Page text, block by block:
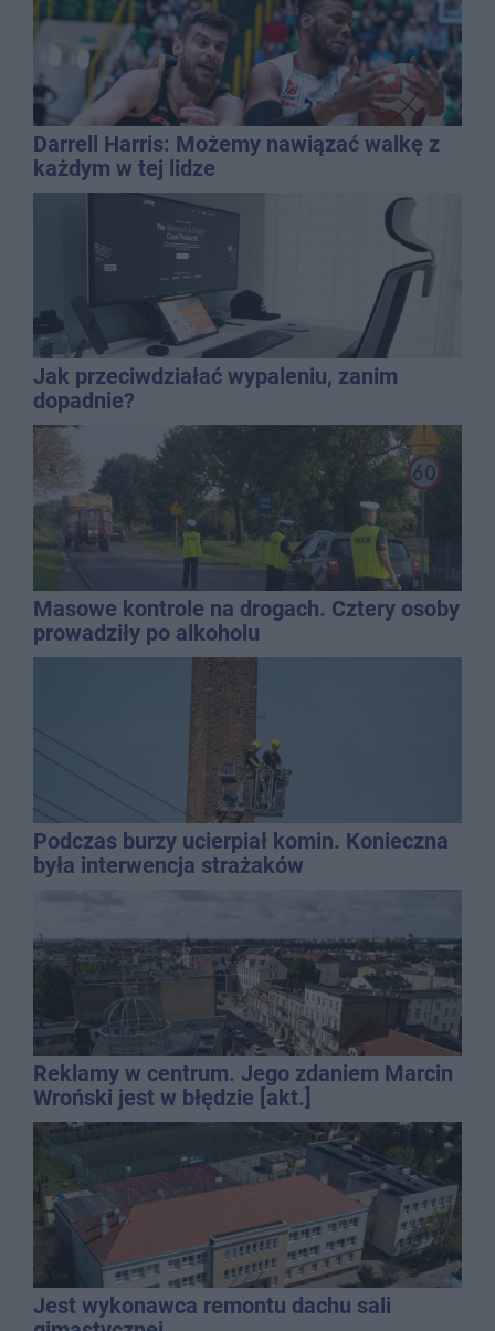
Darrell Harris: Możemy nawiązać walkę z
każdym w tej lidze
Jak przeciwdziałać wypaleniu, zanim
dopadnie?
Masowe kontrole na drogach. Cztery osoby
prowadziły po alkoholu
Podczas burzy ucierpiał komin. Konieczna
była interwencja strażaków
Reklamy w centrum. Jego zdaniem Marcin
Wroński jest w błędzie [akt.]
Jest wykonawca remontu dachu sali